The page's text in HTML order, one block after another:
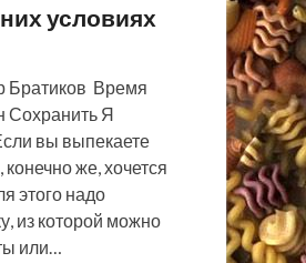
условиях
Братиков Время
Сохранить Я
вы выпекаете
же, хочется
этого надо
из которой можно
или…